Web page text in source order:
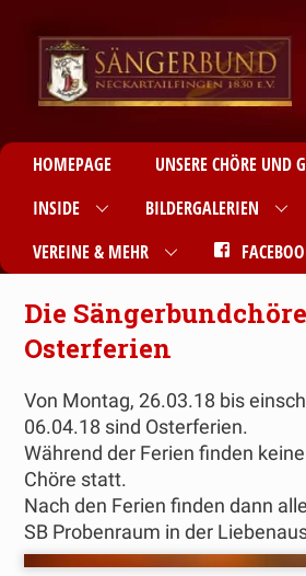
HOMEPAGE
UNSERE CHÖRE UND
INSIDE
BILDERGALERIEN
VEREINE & MEHR
Die
Osterferien
Von Montag, 26.03.18 bis
06.04.18 sind Osterferien.
Während der Ferien finden
Chöre statt.
Nach den Ferien finden dann
SB Probenraum in der